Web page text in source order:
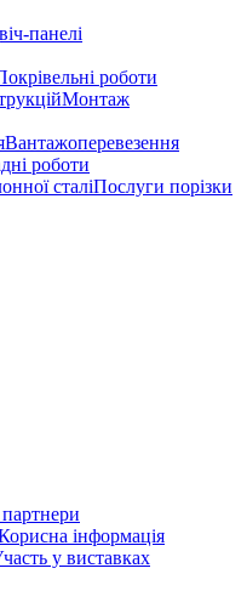
панелі
роботи
Монтаж
Вантажоперевезення
роботи
Послуги порізки
інформація
у виставках